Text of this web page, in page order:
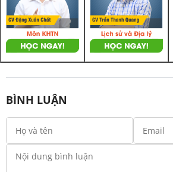
BÌNH LUẬN